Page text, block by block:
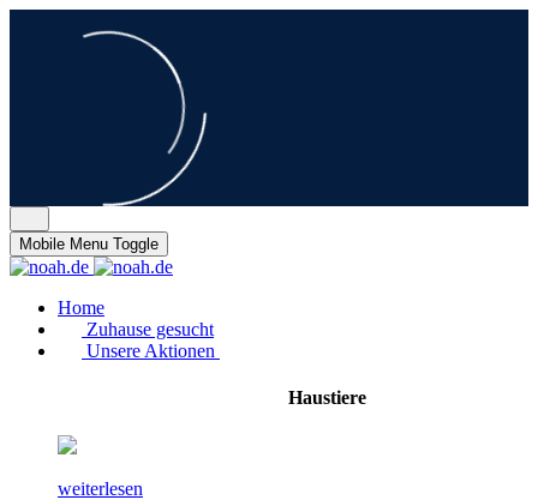
Mobile Menu Toggle
Home
Zuhause gesucht
Unsere Aktionen
Haustiere
weiterlesen